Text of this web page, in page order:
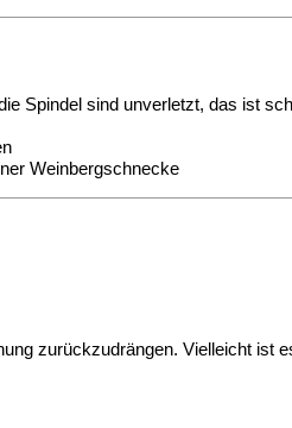
Spindel sind unverletzt, das ist
Weinbergschnecke
zurückzudrängen. Vielleicht